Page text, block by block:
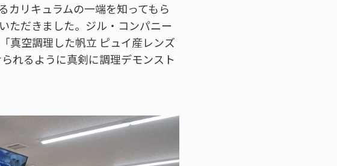
カリキュラムの一端を知ってもら
ただきました。ジル・コンパニー
真空調理した帆立 ピュイ産レンズ
れるように真剣に調理デモンスト